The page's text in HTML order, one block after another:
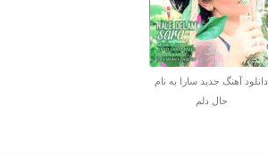
دانلود آهنگ جدید سارا به نام
حال دلم